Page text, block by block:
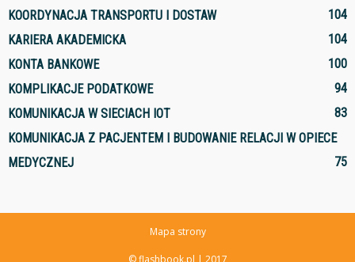
KOORDYNACJA TRANSPORTU I DOSTAW
104
KARIERA AKADEMICKA
104
KONTA BANKOWE
100
KOMPLIKACJE PODATKOWE
94
KOMUNIKACJA W SIECIACH IOT
83
KOMUNIKACJA Z PACJENTEM I BUDOWANIE RELACJI W OPIECE
MEDYCZNEJ
75
Mapa strony